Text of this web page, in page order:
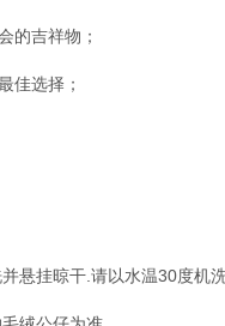
的吉祥物；
佳选择；
悬挂晾干.请以水温30度机